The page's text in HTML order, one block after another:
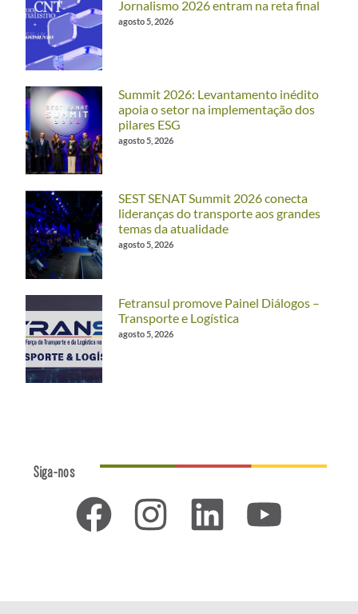
Jornalismo 2026 entram na reta final
agosto 5, 2026
Summit 2026: Levantamento inédito
apoia o setor na implementação dos
pilares ESG
agosto 5, 2026
SEST SENAT Summit 2026 conecta
lideranças do transporte aos grandes
temas da atualidade
agosto 5, 2026
Fetransul promove Painel Diálogos –
Transporte e Logística
agosto 5, 2026
Siga-nos